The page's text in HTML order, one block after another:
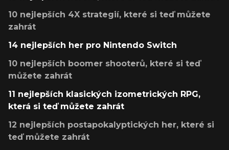
10 nejlepších 4X strategií, které si teď můžete
zahrát
14 nejlepších her pro Nintendo Switch
10 nejlepších boomer shooterů, které si teď
můžete zahrát
11 nejlepších klasických izometrických RPG,
která si teď můžete zahrát
12 nejlepších postapokalyptických her, které si
teď můžete zahrát